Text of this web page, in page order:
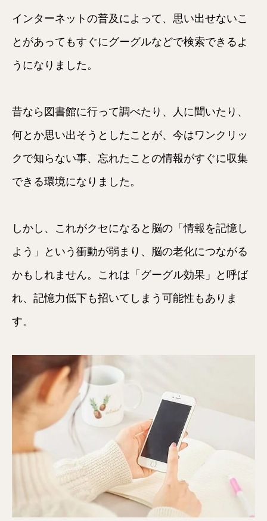
インターネットの普及によって、思い出せないこ
とがあってもすぐにグーグルなどで検索できるよ
うになりました。
昔なら図書館に行って調べたり、人に聞いたり、
何とか思い出そうとしたことが、今はワンクリッ
クで知らない事、忘れたことの情報がすぐに収集
できる環境になりました。
しかし、これがクセになると脳の「情報を記憶し
よう」という衝動が弱まり、脳の老化につながる
かもしれません。これは「グーグル効果」と呼ば
れ、記憶力低下も招いてしまう可能性もありま
す。